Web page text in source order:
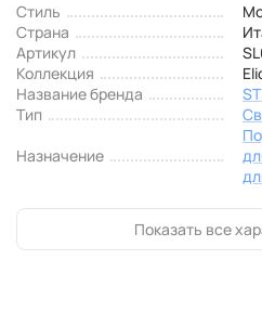
Стиль
Страна
Артикул
Коллекция
Название бренда
Тип
Назначение
Показать все